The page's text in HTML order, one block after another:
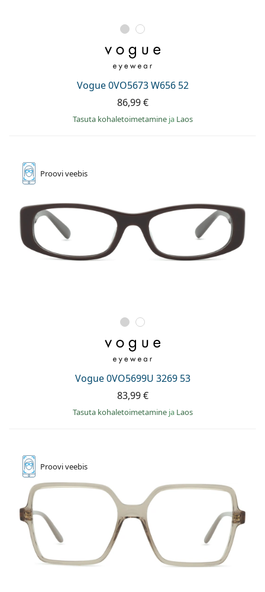
Vogue 0VO5673 W656 52
86,99 €
Tasuta kohaletoimetamine ja Laos
Prooviveebis
Vogue 0VO5699U 3269 53
83,99 €
Tasuta kohaletoimetamine ja Laos
Prooviveebis